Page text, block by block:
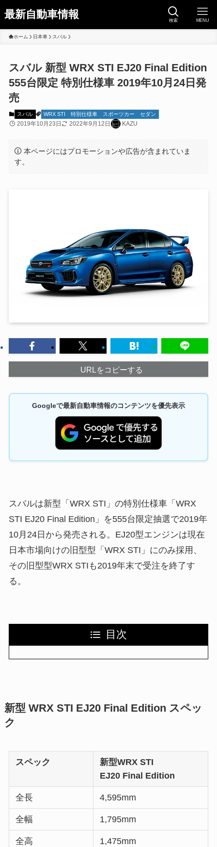
最新自動車情報 検索 MENU
ホーム 日本車 スバル
スバル 新型 WRX STI EJ20 Final Edition
555台限定 特別仕様車 2019年10月24日発
売
スバル WRX STI 特別仕様車 スポーツカー セダン
2019年10月23日 2022年9月12日 KAZU
本ページにはプロモーションや広告が含まれていま
す。
URLをコピーする
Googleで最新自動車情報のコンテンツを優先表示
スバルは新型「WRX STI」の特別仕様車「WRX
STI EJ20 Final Edition」を555台限定抽選で2019年
10月24日から発売される。EJ20型エンジンは現在
日本市場向けの旧型型「WRX STI」にのみ採用、
その旧型型WRX STIも2019年末で受注を終了す
る。
目次
新型 WRX STI EJ20 Final Edition スペッ
ク
スペック
新型WRX STI
EJ20 Final Edition
全長 4,595mm
全幅 1,795mm
全高 1,475mm